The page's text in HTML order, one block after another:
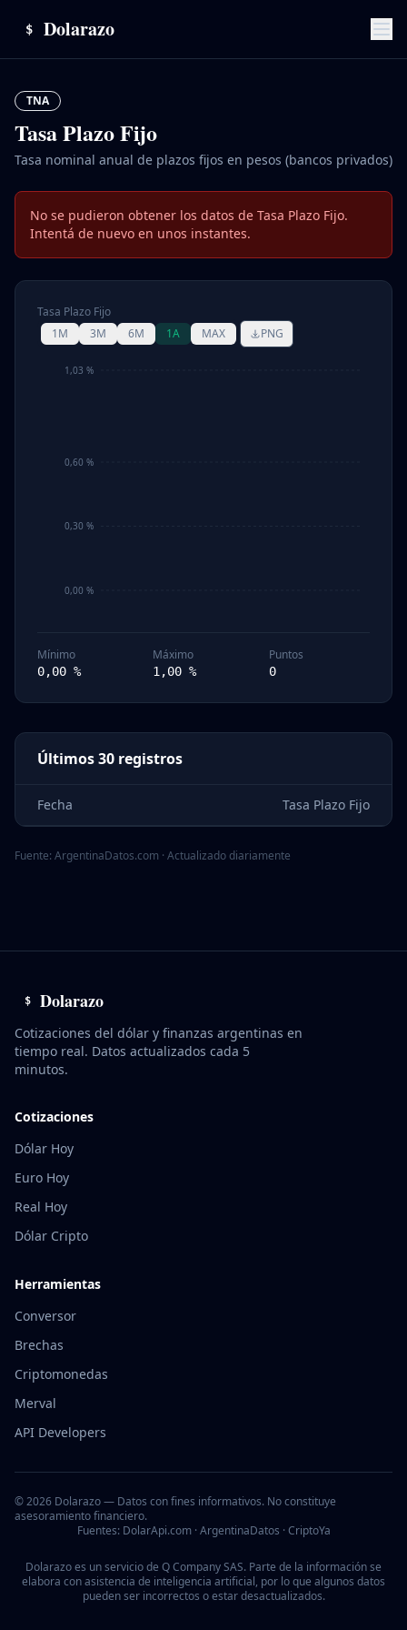
$ Dolarazo
TNA
Tasa Plazo Fijo
Tasa nominal anual de plazos fijos en pesos (bancos privados)
No se pudieron obtener los datos de Tasa Plazo Fijo.
Intentá de nuevo en unos instantes.
Tasa Plazo Fijo
1M
3M 6M 1A MAX PNG
0,00 %
0,30 %
0,60 %
1,03 %
Mínimo
0,00 %
Máximo
1,00 %
Puntos
0
Últimos 30 registros
Fecha Tasa Plazo Fijo
Fuente: ArgentinaDatos.com · Actualizado diariamente
$ Dolarazo
Cotizaciones del dólar y finanzas argentinas en
tiempo real. Datos actualizados cada 5
minutos.
Cotizaciones
Dólar Hoy
Euro Hoy
Real Hoy
Dólar Cripto
Herramientas
Conversor
Brechas
Criptomonedas
Merval
API Developers
©2026 Dolarazo — Datos con fines informativos. No constituye
asesoramiento financiero.
Fuentes: DolarApi.com · ArgentinaDatos · CriptoYa
Dolarazo es un servicio de Q Company SAS. Parte de la información se
elabora con asistencia de inteligencia artificial, por lo que algunos datos
pueden ser incorrectos o estar desactualizados.